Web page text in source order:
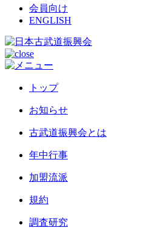
会員向け
ENGLISH
トップ
お知らせ
古武道振興会とは
年中行事
加盟流派
規約
調査研究